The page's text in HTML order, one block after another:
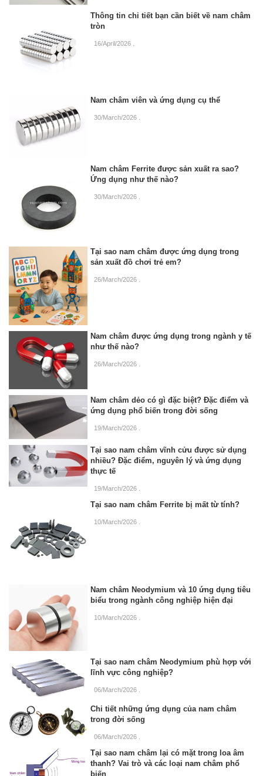
Thông tin chi tiết bạn cần biết về nam châm
tròn
16/April/2026
Nam châm viên và ứng dụng cụ thể
30/March/2026
Nam châm Ferrite được sản xuất ra sao?
Ứng dụng như thế nào?
30/March/2026
Tại sao nam châm được ứng dụng trong
sản xuất đồ chơi trẻ em?
26/March/2026
Nam châm được ứng dụng trong ngành y tế
như thế nào?
26/March/2026 .
Nam châm dẻo có gì đặc biệt? Đặc điểm và
ứng dụng phổ biến trong đời sống
19/March/2026 .
Tại sao nam châm vĩnh cửu được sử dụng
nhiều? Đặc điểm, nguyên lý và ứng dụng
thực tế
19/March/2026 .
Tại sao nam châm Ferrite bị mất từ tính?
10/March/2026 .
Nam châm Neodymium và 10 ứng dụng tiêu
biểu trong ngành công nghiệp hiện đại
10/March/2026
Tại sao nam châm Neodymium phù hợp với
lĩnh vực công nghiệp?
06/March/2026
Chi tiết những ứng dụng của nam châm
trong đời sống
06/March/2026
Tại sao nam châm lại có mặt trong loa âm
thanh? Vai trò và các loại nam châm phổ
biến